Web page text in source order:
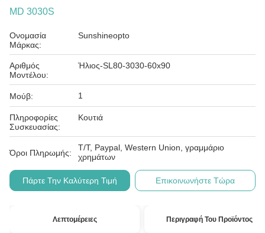
MD 3030S
Ονομασία
Μάρκας:
Sunshineopto
Αριθμός
Μοντέλου:
Ήλιος-SL80-3030-60x90
Μούβ: 1
Πληροφορίες
Συσκευασίας:
Κουτιά
Όροι Πληρωμής:
T/T, Paypal, Western Union, γραμμάριο
χρημάτων
Πάρτε Την Καλύτερη Τιμή Επικοινωνήστε Τώρα
Λεπτομέρειες Περιγραφή Του Προϊόντος